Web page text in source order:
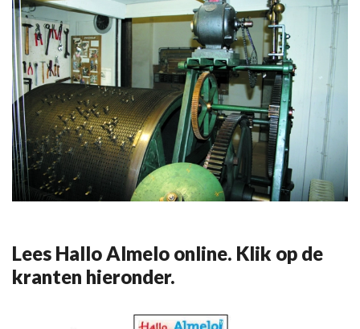
Lees Hallo Almelo online. Klik op de
kranten hieronder.